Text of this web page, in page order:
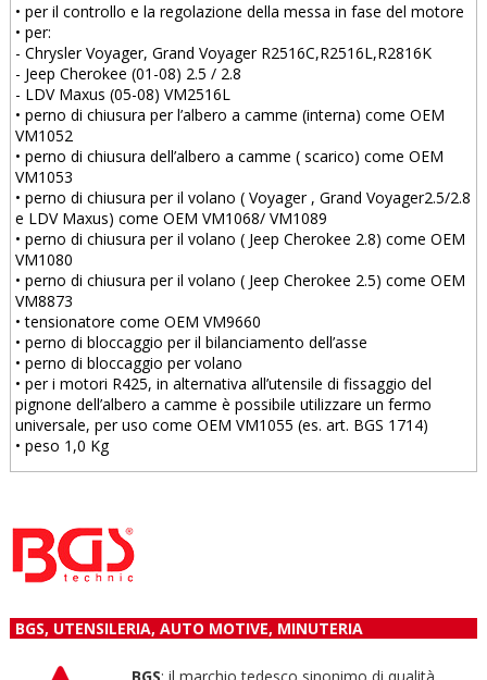
• per il controllo e la regolazione della messa in fase del motore
• per:
- Chrysler Voyager, Grand Voyager R2516C,R2516L,R2816K
- Jeep Cherokee (01-08) 2.5 / 2.8
- LDV Maxus (05-08) VM2516L
• perno di chiusura per l’albero a camme (interna) come OEM
VM1052
• perno di chiusura dell’albero a camme ( scarico) come OEM
VM1053
• perno di chiusura per il volano ( Voyager , Grand Voyager2.5/2.8
e LDV Maxus) come OEM VM1068/ VM1089
• perno di chiusura per il volano ( Jeep Cherokee 2.8) come OEM
VM1080
• perno di chiusura per il volano ( Jeep Cherokee 2.5) come OEM
VM8873
• tensionatore come OEM VM9660
• perno di bloccaggio per il bilanciamento dell’asse
• perno di bloccaggio per volano
• per i motori R425, in alternativa all’utensile di fissaggio del
pignone dell’albero a camme è possibile utilizzare un fermo
universale, per uso come OEM VM1055 (es. art. BGS 1714)
• peso 1,0 Kg
BGS, UTENSILERIA, AUTO MOTIVE, MINUTERIA